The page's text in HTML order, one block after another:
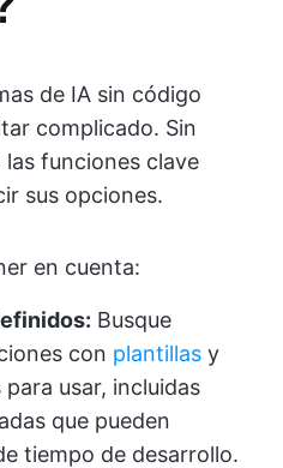
de IA sin código
complicado. Sin
funciones clave
sus opciones.
en cuenta:
Busque
con plantillas y
para usar, incluidas
que pueden
tiempo de desarrollo.